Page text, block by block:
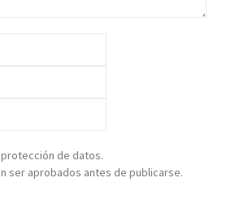
de datos.
ser aprobados antes de publicarse.